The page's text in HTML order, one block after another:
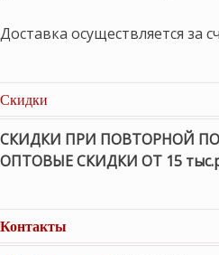
Доставка осуществляется за
Скидки
СКИДКИ ПРИ ПОВТОРНОЙ
ОПТОВЫЕ СКИДКИ ОТ 15
Контакты